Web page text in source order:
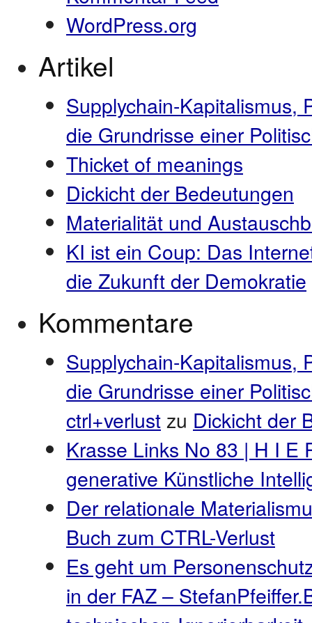
WordPress.org
Artikel
Supplychain-Kapitalismus,
die Grundrisse einer
Thicket of meanings
Dickicht der Bedeutungen
Materialität und
KI ist ein Coup: Das
die Zukunft der Demokratie
Kommentare
Supplychain-Kapitalismus,
die Grundrisse einer
ctrl+verlustzu Dickicht der
Krasse Links No 83 | H I E
generative Künstliche
Der relationale
Buch zum CTRL-Verlust
Es geht um
in der FAZ –